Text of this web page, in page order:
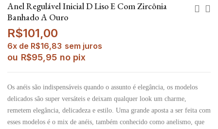
Anel Regulável Inicial D Liso E Com Zircônia
Banhado A Ouro
R$101,00
6x de R$16,83 sem juros
ou R$95,95 no pix
Os anéis são indispensáveis quando o assunto é elegância, os modelos
delicados são super versáteis e deixam qualquer look um charme,
remetem elegância, delicadeza e estilo. Uma grande aposta a ser feita com
esses modelos é o mix de anéis, também conhecido como anelismo, que